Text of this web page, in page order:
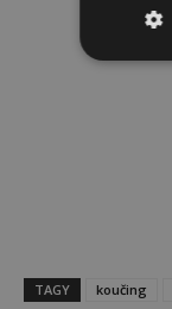
TAGY koučing